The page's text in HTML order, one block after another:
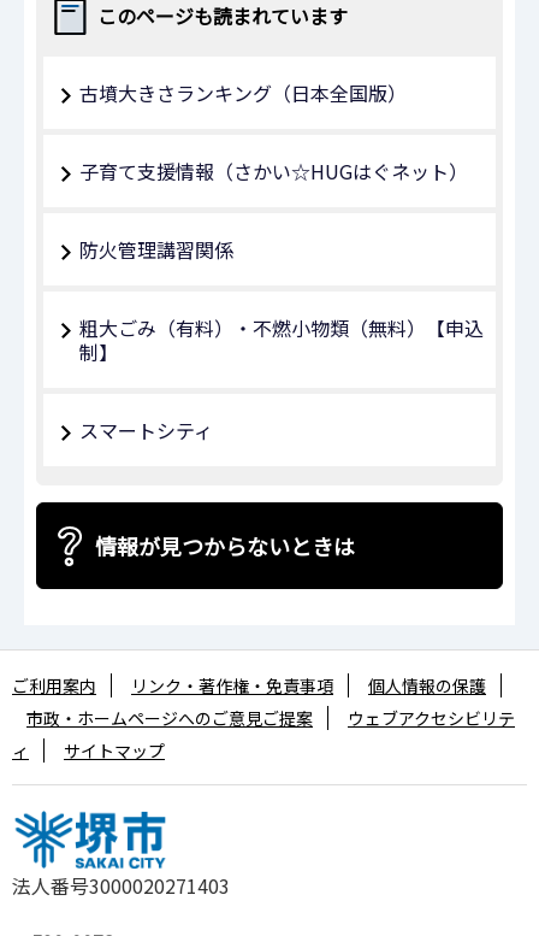
このページも読まれています
古墳大きさランキング（日本全国版）
子育て支援情報（さかい☆HUGはぐネット）
防火管理講習関係
粗大ごみ（有料）・不燃小物類（無料）【申込
制】
スマートシティ
情報が見つからないときは
法人番号3000020271403
ご利用案内 リンク・著作権・免責事項
個人情報の保護
市政・ホームページへのご意見ご提案
ウェブアクセシビリテ
ィ
サイトマップ